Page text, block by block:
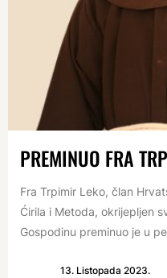
PREMINUO FRA
Fra Trpimir Leko, član
Ćirila i Metoda, okrijepljen
Gospodinu preminuo je u
13. Listopada 2023.